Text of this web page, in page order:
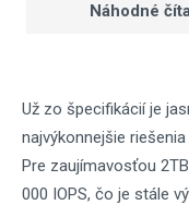
Náhodné
Už zo špecifikácií je
najvýkonnejšie
Pre zaujímavosťou
000 IOPS, čo je stále